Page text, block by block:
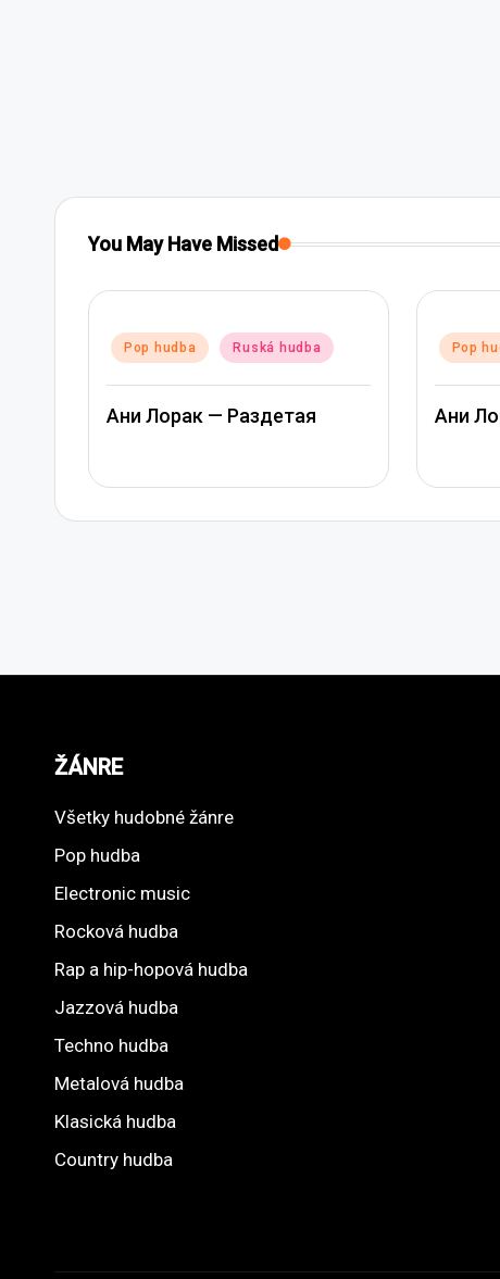
You May Have Missed
Posted
Pop hudba
Ани Лорак — Лабиринт
ŽÁNRE
Všetky hudobné žánre
Pop hudba
Electronic music
Rocková hudba
Rap a hip-hopová hudba
Jazzová hudba
Techno hudba
Metalová hudba
Klasická hudba
Country hudba